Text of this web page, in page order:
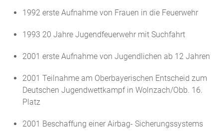
1992 erste Aufnahme von Frauen in die Feuerwehr
1993 20 Jahre Jugendfeuerwehr mit Suchfahrt
2001 erste Aufnahme von Jugendlichen ab 12 Jahren
2001 Teilnahme am Oberbayerischen Entscheid zum
Deutschen Jugendwettkampf in Wolnzach/Obb. 16.
Platz
2001 Beschaffung einer Airbag- Sicherungssystems